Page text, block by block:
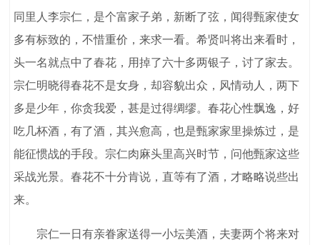
同里人李宗仁，是个富家子弟，新断了弦，闻得甄家使女
多有标致的，不惜重价，来求一看。希贤叫将出来看时，
头一名就点中了春花，用掉了六十多两银子，讨了家去。
宗仁明晓得春花不是女身，却容貌出众，风情动人，两下
多是少年，你贪我爱，甚是过得绸缪。春花心性飘逸，好
吃几杯酒，有了酒，其兴愈高，也是甄家家里操炼过，是
能征惯战的手段。宗仁肉麻头里高兴时节，问他甄家这些
采战光景。春花不十分肯说，直等有了酒，才略略说些出
来。
宗仁一日有亲眷家送得一小坛美酒，夫妻两个将来对